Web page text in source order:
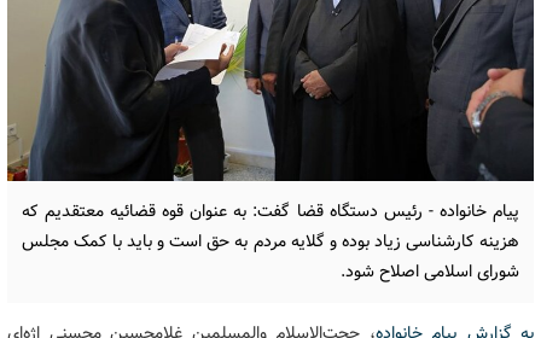
پیام خانواده - رئیس دستگاه قضا گفت: به عنوان قوه قضائیه معتقدیم که
هزینه کارشناسی زیاد بوده و گلایه مردم به حق است و باید با کمک مجلس
شورای اسلامی اصلاح شود.